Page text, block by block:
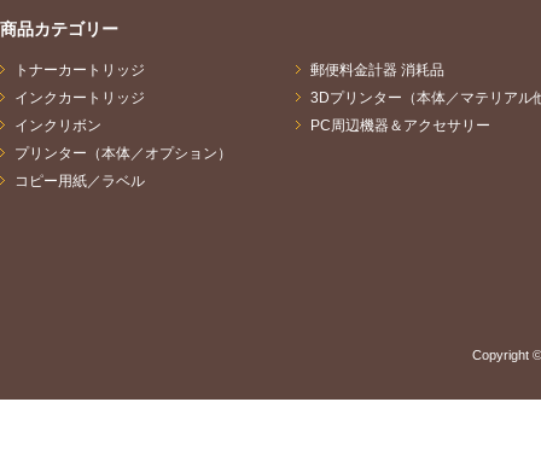
商品カテゴリー
トナーカートリッジ
インクカートリッジ
インクリボン
プリンター（本体／オプション）
コピー用紙／ラベル
郵便料金計器 消耗品
3Dプリンター（本体／マテリアル
PC周辺機器＆アクセサリー
Copyright